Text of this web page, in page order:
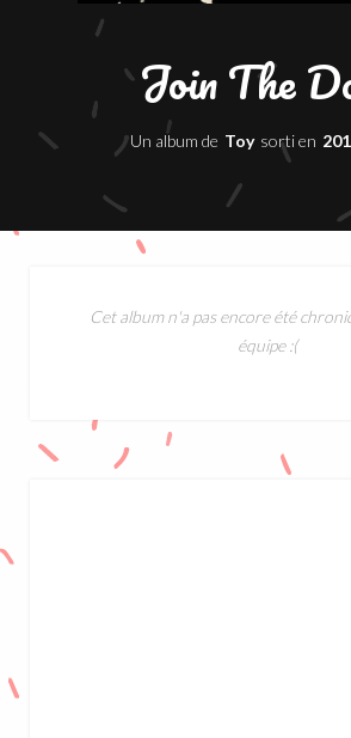
Join The
Un album de Toy sorti en
Cet album n'a pas encore été
équipe :(